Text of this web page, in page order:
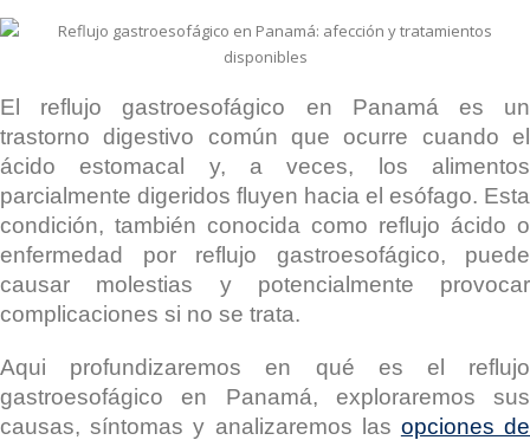
El reflujo gastroesofágico en Panamá es un
trastorno digestivo común que ocurre cuando el
ácido estomacal y, a veces, los alimentos
parcialmente digeridos fluyen hacia el esófago. Esta
condición, también conocida como reflujo ácido o
enfermedad por reflujo gastroesofágico, puede
causar molestias y potencialmente provocar
complicaciones si no se trata.
Aqui profundizaremos en qué es el reflujo
gastroesofágico en Panamá, exploraremos sus
causas, síntomas y analizaremos las opciones de